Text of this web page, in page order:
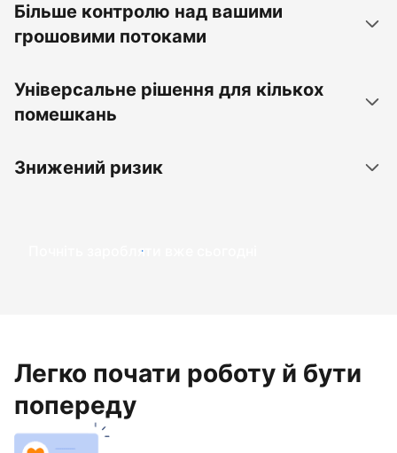
Більше контролю над вашими
грошовими потоками
Універсальне рішення для кількох
помешкань
Знижений ризик
Почніть заробляти вже сьогодні
Легко почати роботу й бути
попереду